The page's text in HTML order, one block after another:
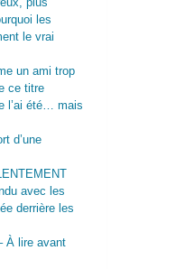
les
le vrai
un ami trop
ce titre
l’ai été… mais
d’une
avec les
derrière les
À lire avant